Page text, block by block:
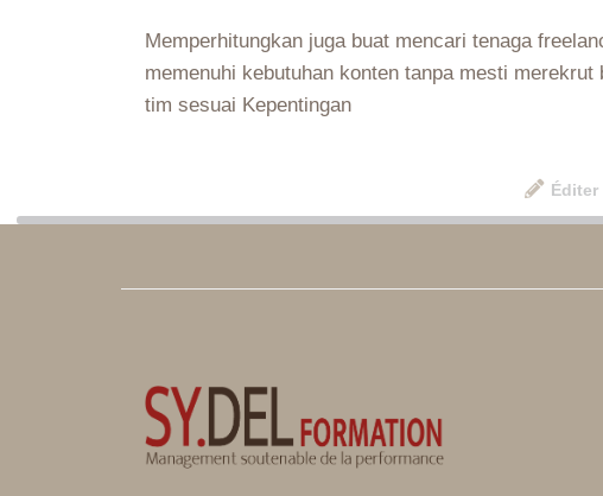
Memperhitungkan juga buat mencari tenaga
memenuhi kebutuhan konten tanpa mesti
tim sesuai Kepentingan